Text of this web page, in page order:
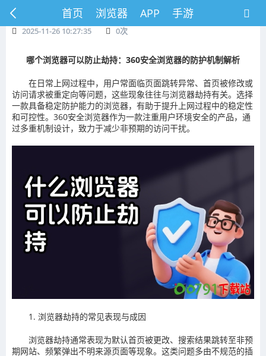
首页 浏览器 APP 手游
2025-11-26 10:27:35 0次
哪个浏览器可以防止劫持：360安全浏览器的防护机制解析
在日常上网过程中，用户常面临页面跳转异常、首页被修改或
访问请求被重定向等问题，这些现象往往与浏览器劫持有关。选择
一款具备稳定防护能力的浏览器，有助于提升上网过程中的稳定性
和可控性。360安全浏览器作为一款注重用户环境安全的产品，通
过多重机制设计，致力于减少非预期的访问干扰。
1. 浏览器劫持的常见表现与成因
浏览器劫持通常表现为默认首页被更改、搜索结果跳转至非预
期网站、频繁弹出不明来源页面等现象。这类问题多由不规范的插